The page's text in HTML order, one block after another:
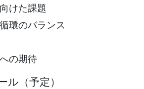
けた課題
環のバランス
の期待
（予定）